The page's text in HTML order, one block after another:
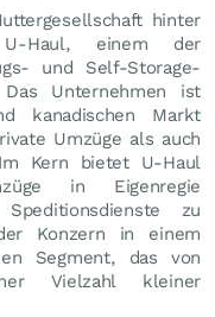
hinter
U-Haul, einem der
und Self-Storage-
Unternehmen ist
kanadischen Markt
Umzüge als auch
Kern bietet U-Haul
in Eigenregie
zu
Konzern in einem
Segment, das von
Vielzahl kleiner